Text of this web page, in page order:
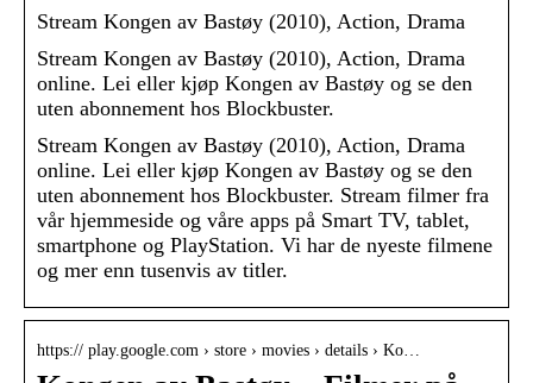
Stream Kongen av Bastøy (2010), Action, Drama
Stream Kongen av Bastøy (2010), Action, Drama
online. Lei eller kjøp Kongen av Bastøy og se den
uten abonnement hos Blockbuster.
Stream Kongen av Bastøy (2010), Action, Drama
online. Lei eller kjøp Kongen av Bastøy og se den
uten abonnement hos Blockbuster. Stream filmer fra
vår hjemmeside og våre apps på Smart TV, tablet,
smartphone og PlayStation. Vi har de nyeste filmene
og mer enn tusenvis av titler.
https:// play.google.com › store › movies › details › Ko…